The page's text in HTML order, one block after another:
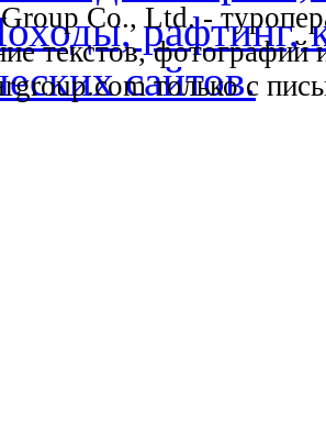
Co., Ltd. -
текстов,
только с